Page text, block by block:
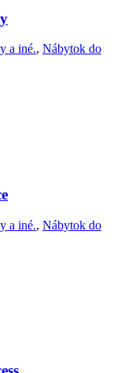
a iné., Nábytok do
a iné., Nábytok do